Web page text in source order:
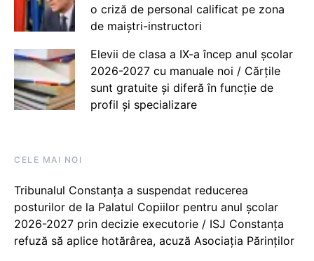
o criză de personal calificat pe zona
de maiștri-instructori
Elevii de clasa a IX-a încep anul școlar
2026-2027 cu manuale noi / Cărțile
sunt gratuite și diferă în funcție de
profil și specializare
CELE MAI NOI
Tribunalul Constanța a suspendat reducerea
posturilor de la Palatul Copiilor pentru anul școlar
2026-2027 prin decizie executorie / ISJ Constanța
refuză să aplice hotărârea, acuză Asociația Părinților